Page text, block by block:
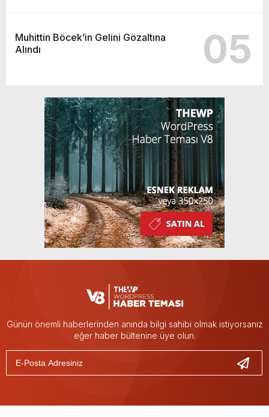
Muhittin Böcek’in Gelini Gözaltına
Alındı
05
Günün önemli haberlerinden anında bilgi sahibi olmak istiyorsanız
eğer haber bültenine üye olun.